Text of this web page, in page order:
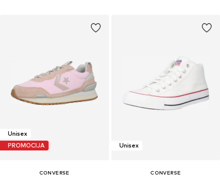
Unisex
PROMOCIJA
CONVERSE
Unisex
CONVERSE